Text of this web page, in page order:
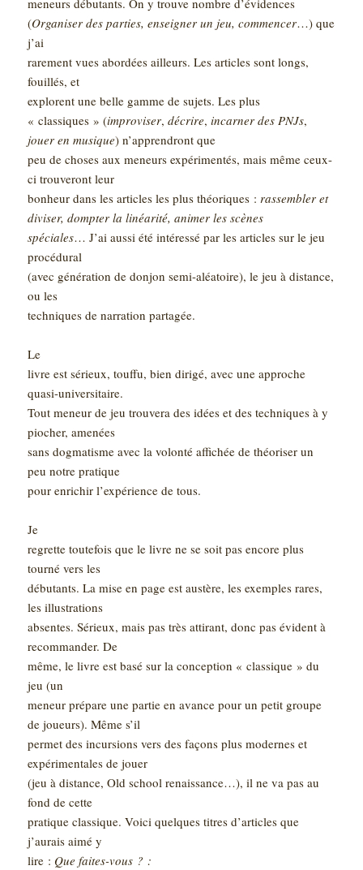
(Organiser des parties, enseigner un jeu, commencer…) que
j’ai
rarement vues abordées ailleurs. Les articles sont longs,
fouillés, et
explorent une belle gamme de sujets. Les plus
« classiques » (improviser,décrire,incarner des PNJs,
jouer en musique) n’apprendront que
peu de choses aux meneurs expérimentés, mais même ceux-
ci trouveront leur
bonheur dans les articles les plus théoriques : rassembler et
diviser, dompter la linéarité, animer les scènes
spéciales… J’ai aussi été intéressé par les articles sur le jeu
procédural
(avec génération de donjon semi-aléatoire), le jeu à distance,
ou les
techniques de narration partagée.
Le
livre est sérieux, touffu, bien dirigé, avec une approche
quasi-universitaire.
Tout meneur de jeu trouvera des idées et des techniques à y
piocher, amenées
sans dogmatisme avec la volonté affichée de théoriser un
peu notre pratique
pour enrichir l’expérience de tous.
Je
regrette toutefois que le livre ne se soit pas encore plus
tourné vers les
débutants. La mise en page est austère, les exemples rares,
les illustrations
absentes. Sérieux, mais pas très attirant, donc pas évident à
recommander. De
même, le livre est basé sur la conception « classique » du
jeu (un
meneur prépare une partie en avance pour un petit groupe
de joueurs). Même s’il
permet des incursions vers des façons plus modernes et
expérimentales de jouer
(jeu à distance, Old school renaissance…), il ne va pas au
fond de cette
pratique classique. Voici quelques titres d’articles que
j’aurais aimé y
lire : Que faites-vous ? :